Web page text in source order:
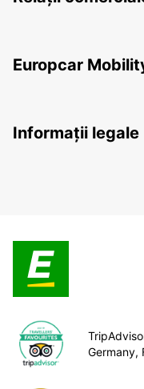
Europcar
Informații legale
Germany,